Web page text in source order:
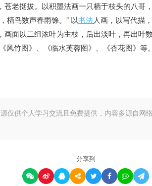
老挺拔。以积墨法画一只栖于枝头的八哥
栖鸟数声春雨馀。” 以书法人画，以写代描
画面以二组浓叶为主枝，后出淡叶，再出叶
竹图》、《临水芙蓉图》、《杏花图》等。
仅供个人学习交流且免费提供，内容多源自网
分享到